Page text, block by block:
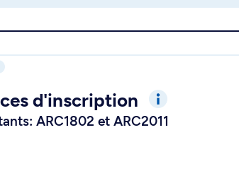
d'inscription
ARC1802 et ARC2011